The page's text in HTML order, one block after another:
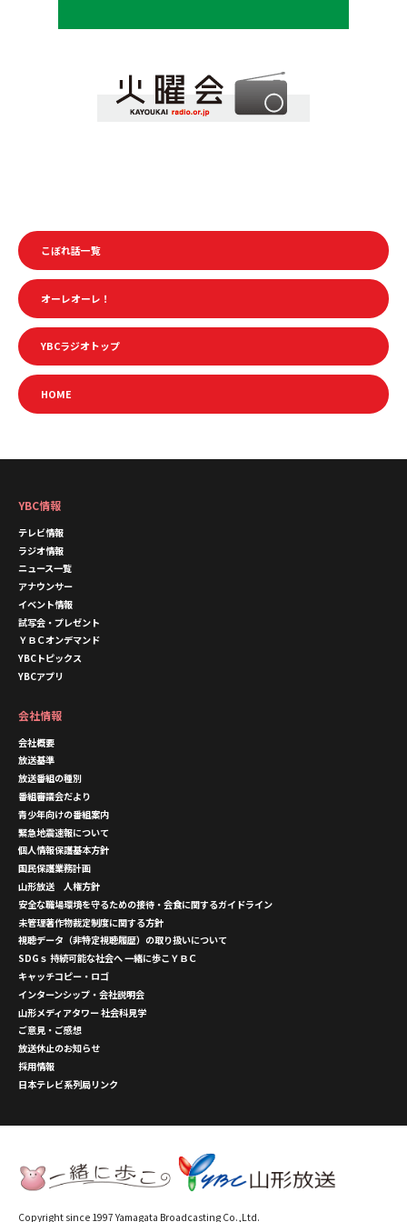
こぼれ話一覧
オーレオーレ！
YBCラジオトップ
HOME
YBC情報
テレビ情報
ラジオ情報
ニュース一覧
アナウンサー
イベント情報
試写会・プレゼント
ＹＢＣオンデマンド
YBCトピックス
YBCアプリ
会社情報
会社概要
放送基準
放送番組の種別
番組審議会だより
青少年向けの番組案内
緊急地震速報について
個人情報保護基本方針
国民保護業務計画
山形放送 人権方針
安全な職場環境を守るための接待・会食に関するガイドライン
未管理著作物裁定制度に関する方針
視聴データ（非特定視聴履歴）の取り扱いについて
SDGｓ 持続可能な社会へ 一緒に歩こＹＢＣ
キャッチコピー・ロゴ
インターンシップ・会社説明会
山形メディアタワー 社会科見学
ご意見・ご感想
放送休止のお知らせ
採用情報
日本テレビ系列局リンク
Copyright since 1997 Yamagata Broadcasting Co.,Ltd.